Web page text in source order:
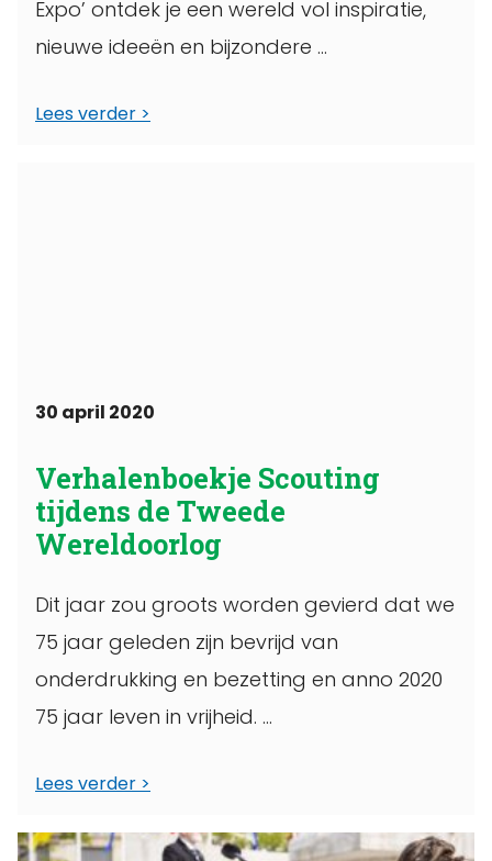
Expo’ ontdek je een wereld vol inspiratie,
nieuwe ideeën en bijzondere ...
Lees verder
30 april 2020
Verhalenboekje Scouting
tijdens de Tweede
Wereldoorlog
Dit jaar zou groots worden gevierd dat we
75 jaar geleden zijn bevrijd van
onderdrukking en bezetting en anno 2020
75 jaar leven in vrijheid. ...
Lees verder